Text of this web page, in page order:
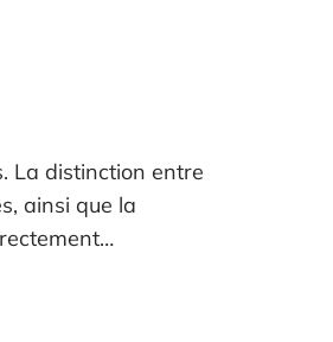
La distinction entre
ainsi que la